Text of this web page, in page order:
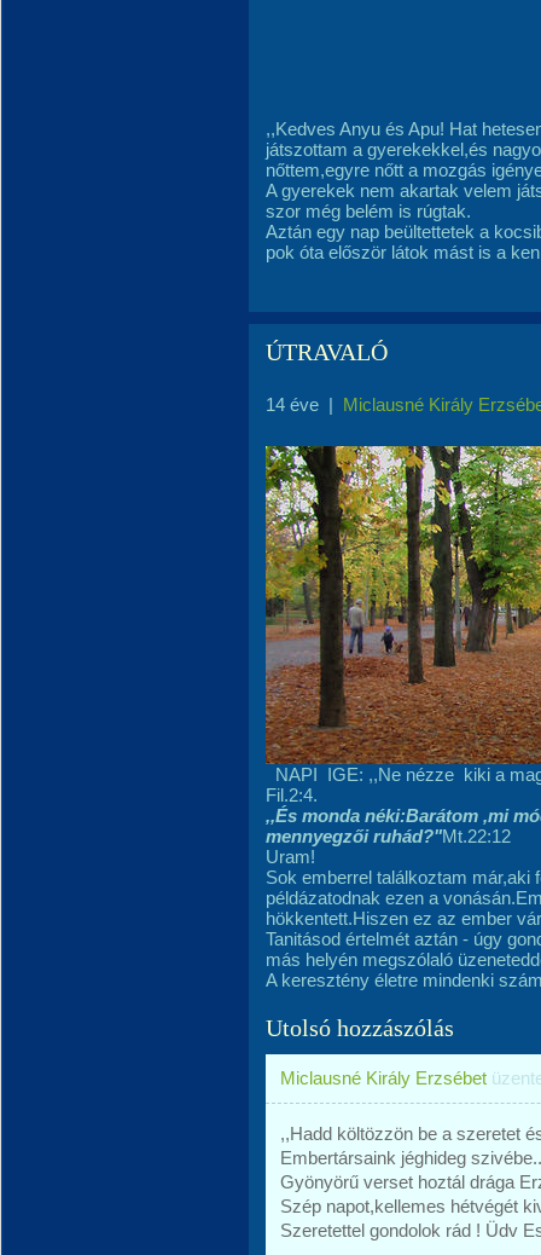
,,Kedves Anyu és Apu! Hat
játszottam a gyerekekkel,és
nőttem,egyre nőtt a mozgás
A gyerekek nem akartak velem
szor még belém is rúgtak.
Aztán egy nap beültettetek a
pok óta először látok mást is a
ÚTRAVALÓ
14 éve | Miclausné Király
NAPI IGE: ,,Ne nézze kiki a
Fil.2:4.
,,És monda néki:Barátom ,mi
mennyegzői ruhád?"Mt.22:12
Uram!
Sok emberrel találkoztam már,aki
példázatodnak ezen a
hökkentett.Hiszen ez az ember
Tanitásod értelmét aztán - úgy
más helyén megszólaló
A keresztény életre mindenki
Utolsó hozzászólás
Miclausné Király Erzsébet
,,Hadd költözzön be a szeretet
Embertársaink jéghideg
Gyönyörű verset hoztál drága
Szép napot,kellemes hétvégét
Szeretettel gondolok rád ! Üdv